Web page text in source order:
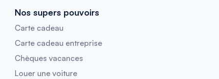
Nos supers pouvoirs
Carte cadeau
Carte cadeau entreprise
Chèques vacances
Louer une voiture